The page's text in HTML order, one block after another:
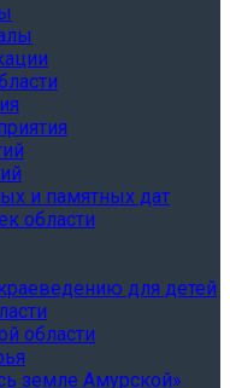
и памятных дат
области
для детей
области
земле Амурской»